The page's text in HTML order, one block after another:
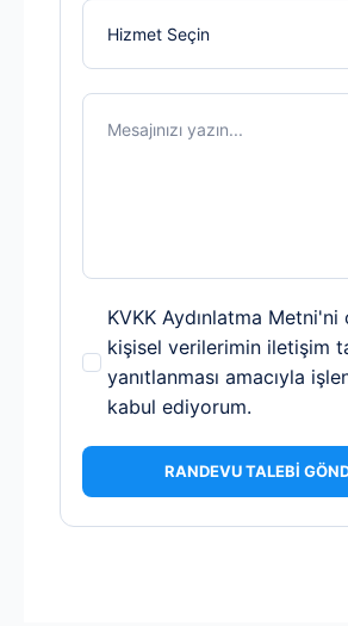
KVKK
Onayı
*
KVKK Aydınlatma Metni'ni
kişisel verilerimin iletişim
yanıtlanması amacıyla
kabul ediyorum.
RANDEVU TALEBİ